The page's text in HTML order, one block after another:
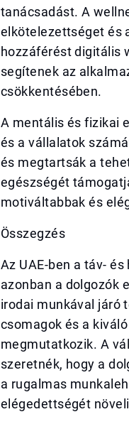
tanácsadást. A
elkötelezettséget és
hozzáférést digitális
segítenek az
csökkentésében.
A mentális és fizikai
és a vállalatok
és megtartsák a
egészségét
motiváltabbak és
Összegzés
Az UAE-ben a táv-
azonban a dolgozók
irodai munkával járó
csomagok és a
megmutatkozik. A
szeretnék, hogy a
a rugalmas
elégedettségét